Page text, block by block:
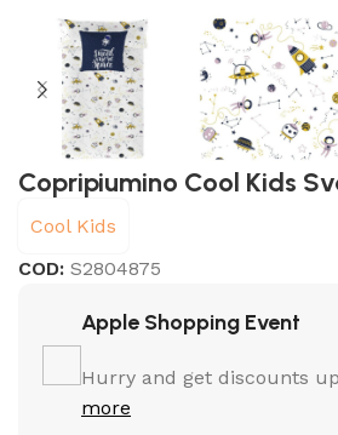
Copripiumino Cool Kids
Cool Kids
COD:S2804875
Apple Shopping Event
Hurry and get discounts
more